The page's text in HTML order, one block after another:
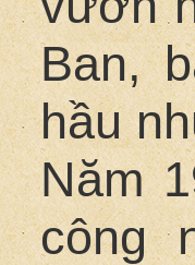
Ban,
hầu
Năm
công